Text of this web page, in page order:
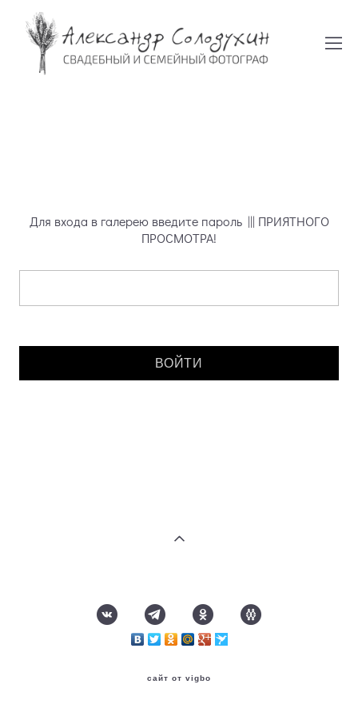
Для входа в галерею введите пароль ||| ПРИЯТНОГО
ПРОСМОТРА!
сайт от vigbo